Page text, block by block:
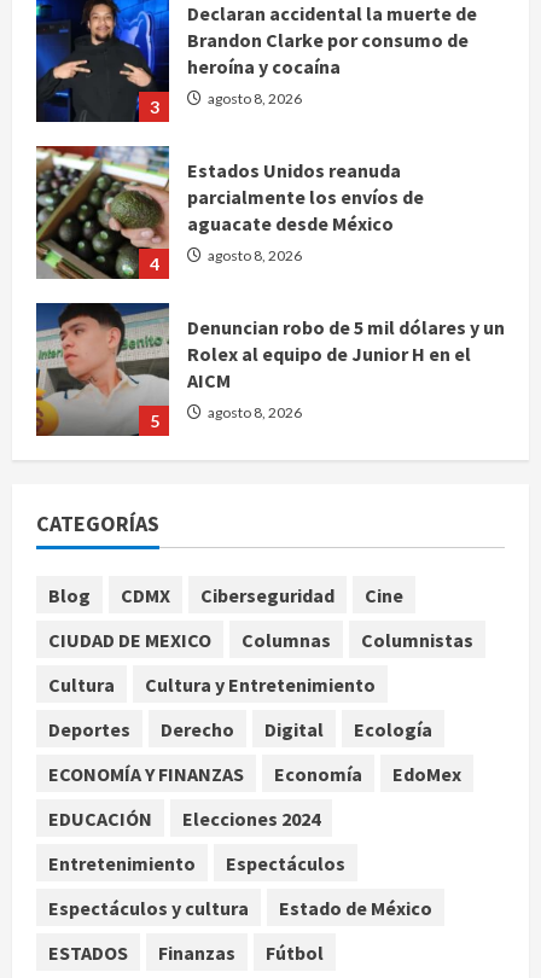
3
Declaran accidental la muerte de
Brandon Clarke por consumo de
heroína y cocaína
agosto 8, 2026
4
Estados Unidos reanuda
parcialmente los envíos de
aguacate desde México
agosto 8, 2026
5
Denuncian robo de 5 mil dólares y un
Rolex al equipo de Junior H en el
AICM
agosto 8, 2026
México y Perú restablecen
años de enfrentamientos
agosto 8, 2026
Brandon Clarke por consumo de
heroína y cocaína
Estados Unidos reanuda
CATEGORÍAS
Blog CDMX Ciberseguridad
Cine
CIUDAD DE MEXICO
Columnas
Columnistas
Cultura
Cultura y Entretenimiento
Deportes
Derecho Digital
Ecología
ECONOMÍA Y FINANZAS
Economía
EdoMex
EDUCACIÓN
Elecciones 2024
Entretenimiento
Espectáculos
Espectáculos y cultura
Estado de México
ESTADOS
Finanzas Fútbol